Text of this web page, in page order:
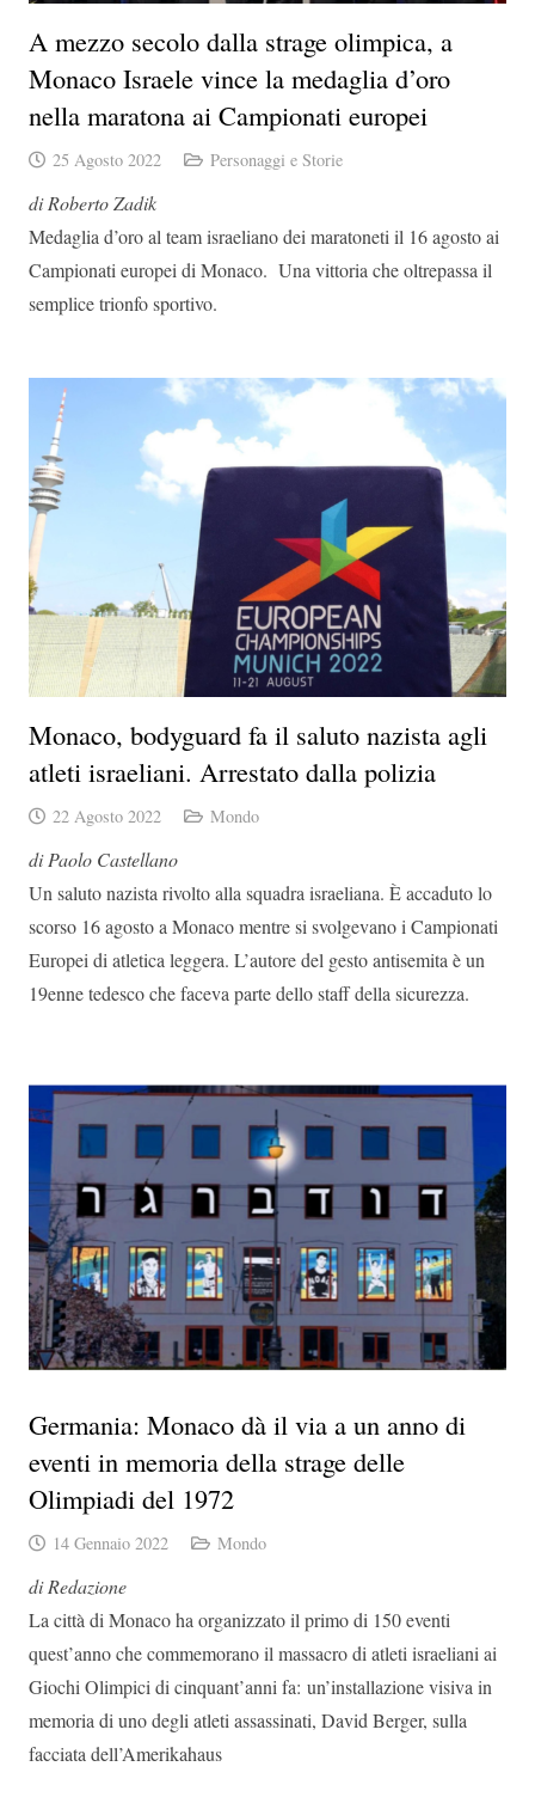
A mezzo secolo dalla strage olimpica, a
Monaco Israele vince la medaglia d’oro
nella maratona ai Campionati europei
25 Agosto 2022 Personaggi e Storie
di Roberto Zadik
Medaglia d’oro al team israeliano dei maratoneti il 16 agosto ai
Campionati europei di Monaco. Una vittoria che oltrepassa il
semplice trionfo sportivo.
Monaco, bodyguard fa il saluto nazista agli
atleti israeliani. Arrestato dalla polizia
22 Agosto 2022 Mondo
di Paolo Castellano
Un saluto nazista rivolto alla squadra israeliana. È accaduto lo
scorso 16 agosto a Monaco mentre si svolgevano i Campionati
Europei di atletica leggera. L’autore del gesto antisemita è un
19enne tedesco che faceva parte dello staff della sicurezza.
Germania: Monaco dà il via a un anno di
eventi in memoria della strage delle
Olimpiadi del 1972
14 Gennaio 2022 Mondo
di Redazione
La città di Monaco ha organizzato il primo di 150 eventi
quest’anno che commemorano il massacro di atleti israeliani ai
Giochi Olimpici di cinquant’anni fa: un’installazione visiva in
memoria di uno degli atleti assassinati, David Berger, sulla
facciata dell’Amerikahaus